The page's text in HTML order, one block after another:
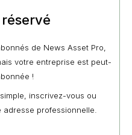
de News Asset Pro,
votre entreprise est peut-
!
inscrivez-vous ou
professionnelle.